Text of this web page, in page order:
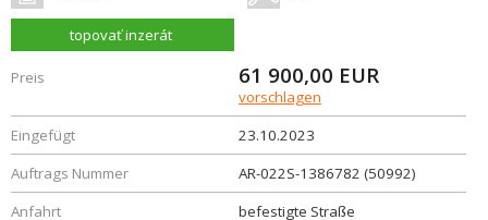
topovať inzerát
Preis 61 900,00 EUR
vorschlagen
Eingefügt
23.10.2023
Auftrags Nummer
AR-022S-1386782 (50992)
Anfahrt
befestigte Straße